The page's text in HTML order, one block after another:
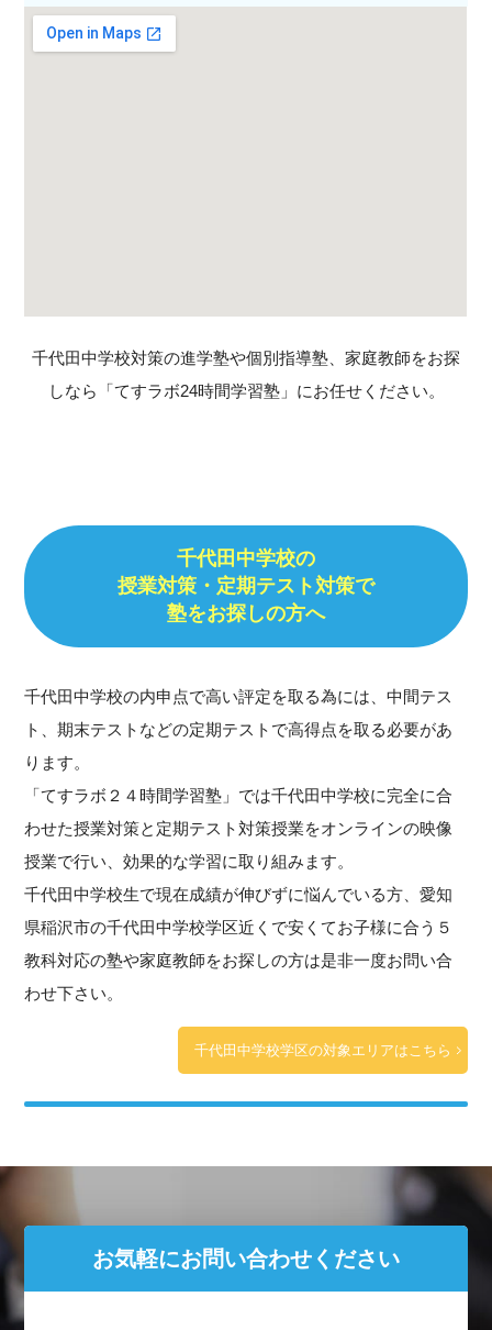
千代田中学校対策の進学塾や個別指導塾、家庭教師をお探
しなら「てすラボ24時間学習塾」にお任せください。
千代田中学校の
授業対策・定期テスト対策で
塾をお探しの方へ
千代田中学校の内申点で高い評定を取る為には、中間テス
ト、期末テストなどの定期テストで高得点を取る必要があ
ります。
「てすラボ２４時間学習塾」では千代田中学校に完全に合
わせた授業対策と定期テスト対策授業をオンラインの映像
授業で行い、効果的な学習に取り組みます。
千代田中学校生で現在成績が伸びずに悩んでいる方、愛知
県稲沢市の千代田中学校学区近くで安くてお子様に合う５
教科対応の塾や家庭教師をお探しの方は是非一度お問い合
わせ下さい。
千代田中学校学区の対象エリアはこちら
お気軽にお問い合わせください